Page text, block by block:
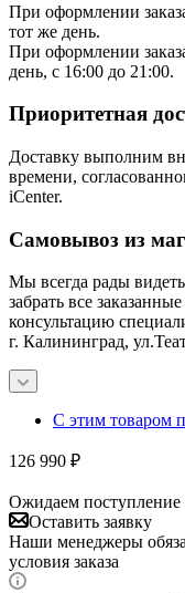
При оформлении
тот же день.
При оформлении
день, с 16:00 до 21:00.
Приоритетная
Доставку выполним
времени,
iCenter.
Самовывоз из
Мы всегда рады
забрать все
консультацию
г. Калининград,
С этим товаром
126 990 ₽
Ожидаем поступление
Оставить заявку
Наши менеджеры
условия заказа